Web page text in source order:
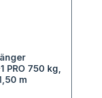
PRO 750 kg,
m